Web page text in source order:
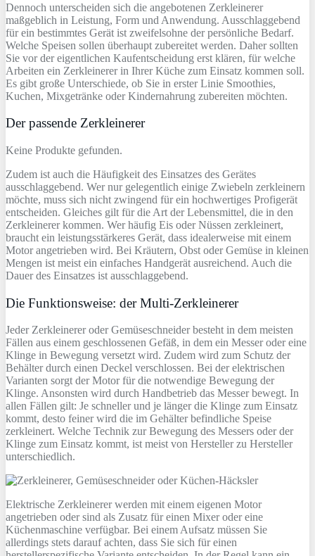
Dennoch unterscheiden sich die angebotenen Zerkleinerer
maßgeblich in Leistung, Form und Anwendung. Ausschlaggebend
für ein bestimmtes Gerät ist zweifelsohne der persönliche Bedarf.
Welche Speisen sollen überhaupt zubereitet werden. Daher sollten
Sie vor der eigentlichen Kaufentscheidung erst klären, für welche
Arbeiten ein Zerkleinerer in Ihrer Küche zum Einsatz kommen soll.
Es gibt große Unterschiede, ob Sie in erster Linie Smoothies,
Kuchen, Mixgetränke oder Kindernahrung zubereiten möchten.
Der passende Zerkleinerer
Keine Produkte gefunden.
Zudem ist auch die Häufigkeit des Einsatzes des Gerätes
ausschlaggebend. Wer nur gelegentlich einige Zwiebeln zerkleinern
möchte, muss sich nicht zwingend für ein hochwertiges Profigerät
entscheiden. Gleiches gilt für die Art der Lebensmittel, die in den
Zerkleinerer kommen. Wer häufig Eis oder Nüssen zerkleinert,
braucht ein leistungsstärkeres Gerät, dass idealerweise mit einem
Motor angetrieben wird. Bei Kräutern, Obst oder Gemüse in kleinen
Mengen ist meist ein einfaches Handgerät ausreichend. Auch die
Dauer des Einsatzes ist ausschlaggebend.
Die Funktionsweise: der Multi-Zerkleinerer
Jeder Zerkleinerer oder Gemüseschneider besteht in dem meisten
Fällen aus einem geschlossenen Gefäß, in dem ein Messer oder eine
Klinge in Bewegung versetzt wird. Zudem wird zum Schutz der
Behälter durch einen Deckel verschlossen. Bei der elektrischen
Varianten sorgt der Motor für die notwendige Bewegung der
Klinge. Ansonsten wird durch Handbetrieb das Messer bewegt. In
allen Fällen gilt: Je schneller und je länger die Klinge zum Einsatz
kommt, desto feiner wird die im Gehälter befindliche Speise
zerkleinert. Welche Technik zur Bewegung des Messers oder der
Klinge zum Einsatz kommt, ist meist von Hersteller zu Hersteller
unterschiedlich.
Elektrische Zerkleinerer werden mit einem eigenen Motor
angetrieben oder sind als Zusatz für einen Mixer oder eine
Küchenmaschine verfügbar. Bei einem Aufsatz müssen Sie
allerdings stets darauf achten, dass Sie sich für einen